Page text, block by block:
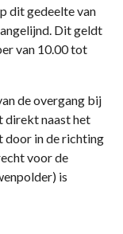
dit gedeelte van
Dit geldt
van 10.00 tot
de overgang bij
direkt naast het
door in de richting
voor de
is